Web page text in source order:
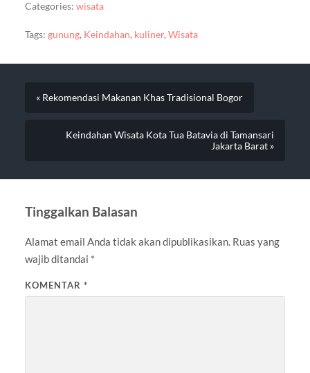
Categories: wisata
Tags: gunung, Keindahan, kuliner, Wisata
« Rekomendasi Makanan Khas Tradisional Bogor
Keindahan Wisata Kota Tua Batavia di Tamansari
Jakarta Barat »
Tinggalkan Balasan
Alamat email Anda tidak akan dipublikasikan. Ruas yang
wajib ditandai *
KOMENTAR *